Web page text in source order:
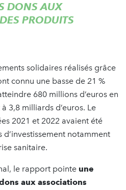
DONS AUX
PRODUITS
solidaires réalisés grâce
connu une basse de 21 %
680 millions d’euros en
3,8 milliards d’euros. Le
2021 et 2022 avaient été
notamment
sanitaire.
le rapport pointe une
aux associations